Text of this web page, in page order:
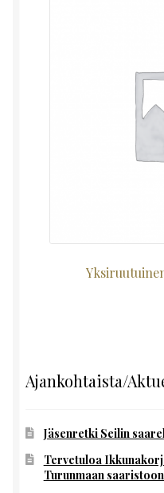
Ajankohtaista/
Jäsenretki Seilin
Tervetuloa
Turunmaan